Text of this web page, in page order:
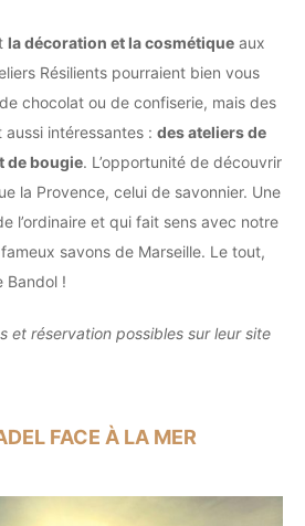
la décoration et la cosmétique aux
Résilients pourraient bien vous
chocolat ou de confiserie, mais des
intéressantes : des ateliers de
de bougie. L’opportunité de découvrir
la Provence, celui de savonnier. Une
l’ordinaire et qui fait sens avec notre
savons de Marseille. Le tout,
Bandol !
et réservation possibles sur leur site
FACE À LA MER